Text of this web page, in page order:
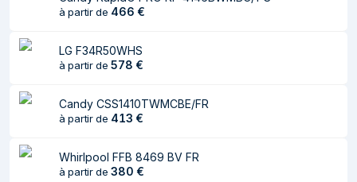
600 mm
Profondeur
850 mm
Poids
Profondeur lorsque 99,5 cm
Informations sur l'emballage
à partir de 466 €
LG F34R50WHS
à partir de 578 €
Candy CSS1410TWMCBE/FR
à partir de 413 €
Whirlpool FFB 8469 BV FR
à partir de 380 €